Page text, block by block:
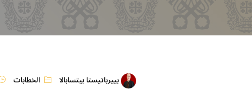
بييرباتيستا بيتسابالا الخطابات